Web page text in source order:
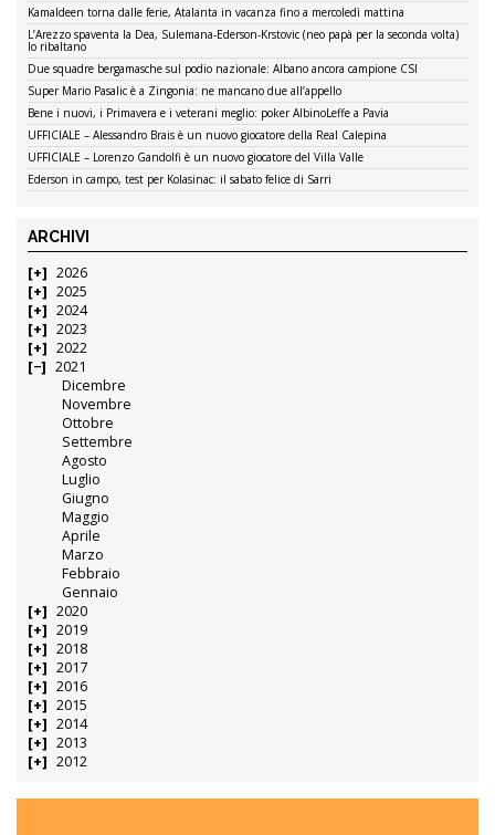
Kamaldeen torna dalle ferie, Atalanta in vacanza fino a mercoledì mattina
L’Arezzo spaventa la Dea, Sulemana-Ederson-Krstovic (neo papà per la seconda volta)
lo ribaltano
Due squadre bergamasche sul podio nazionale: Albano ancora campione CSI
Super Mario Pasalic è a Zingonia: ne mancano due all’appello
Bene i nuovi, i Primavera e i veterani meglio: poker AlbinoLeffe a Pavia
UFFICIALE – Alessandro Brais è un nuovo giocatore della Real Calepina
UFFICIALE – Lorenzo Gandolfi è un nuovo giocatore del Villa Valle
Ederson in campo, test per Kolasinac: il sabato felice di Sarri
ARCHIVI
2026
2025
2024
2023
2022
2021
Dicembre
Novembre
Ottobre
Settembre
Agosto
Luglio
Giugno
Maggio
Aprile
Marzo
Febbraio
Gennaio
2020
2019
2018
2017
2016
2015
2014
2013
2012